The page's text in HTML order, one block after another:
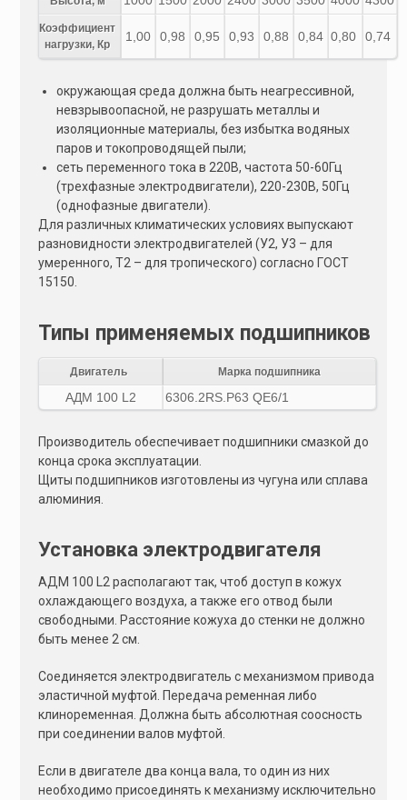
Коэффициент
нагрузки, Кр
1,00 0,98 0,95 0,93 0,88 0,84 0,80 0,74
окружающая среда должна быть неагрессивной,
невзрывоопасной, не разрушать металлы и
изоляционные материалы, без избытка водяных
паров и токопроводящей пыли;
сеть переменного тока в 220В, частота 50-60Гц
(трехфазные электродвигатели), 220-230В, 50Гц
(однофазные двигатели).
Для различных климатических условиях выпускают
разновидности электродвигателей (У2, У3 – для
умеренного, Т2 – для тропического) согласно ГОСТ
15150.
Типы применяемых подшипников
Двигатель Марка подшипника
АДМ 100 L2 6306.2RS.P63 QE6/1
Производитель обеспечивает подшипники смазкой до
конца срока эксплуатации.
Щиты подшипников изготовлены из чугуна или сплава
алюминия.
Установка электродвигателя
АДМ 100 L2 располагают так, чтоб доступ в кожух
охлаждающего воздуха, а также его отвод были
свободными. Расстояние кожуха до стенки не должно
быть менее 2 см.
Соединяется электродвигатель с механизмом привода
эластичной муфтой. Передача ременная либо
клиноременная. Должна быть абсолютная соосность
при соединении валов муфтой.
Если в двигателе два конца вала, то один из них
необходимо присоединять к механизму исключительно